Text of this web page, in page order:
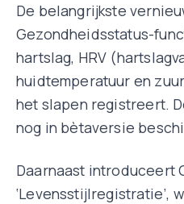
De belangrijkste
Gezondheidsstatus-
hartslag, HRV
huidtemperatuur en
het slapen registreert.
nog in bètaversie
Daarnaast introduceert
‘Levensstijlregistratie’,